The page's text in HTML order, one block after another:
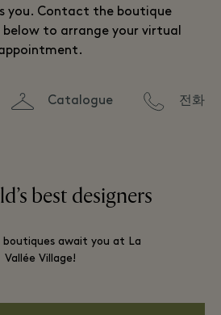
you. Contact the boutique
to arrange your virtual
Catalogue 전화
best designers
boutiques await you at La
Vallée Village!